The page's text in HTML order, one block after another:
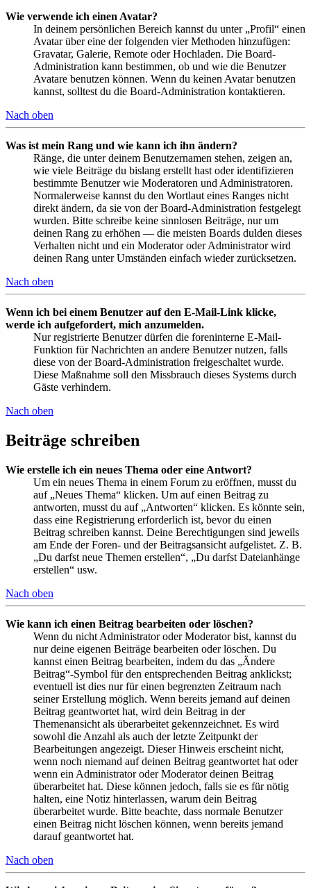
Wie verwende ich einen Avatar?
In deinem persönlichen Bereich kannst du unter „Profil“ einen
Avatar über eine der folgenden vier Methoden hinzufügen:
Gravatar, Galerie, Remote oder Hochladen. Die Board-
Administration kann bestimmen, ob und wie die Benutzer
Avatare benutzen können. Wenn du keinen Avatar benutzen
kannst, solltest du die Board-Administration kontaktieren.
Nach oben
Was ist mein Rang und wie kann ich ihn ändern?
Ränge, die unter deinem Benutzernamen stehen, zeigen an,
wie viele Beiträge du bislang erstellt hast oder identifizieren
bestimmte Benutzer wie Moderatoren und Administratoren.
Normalerweise kannst du den Wortlaut eines Ranges nicht
direkt ändern, da sie von der Board-Administration festgelegt
wurden. Bitte schreibe keine sinnlosen Beiträge, nur um
deinen Rang zu erhöhen — die meisten Boards dulden dieses
Verhalten nicht und ein Moderator oder Administrator wird
deinen Rang unter Umständen einfach wieder zurücksetzen.
Nach oben
Wenn ich bei einem Benutzer auf den E-Mail-Link klicke,
werde ich aufgefordert, mich anzumelden.
Nur registrierte Benutzer dürfen die foreninterne E-Mail-
Funktion für Nachrichten an andere Benutzer nutzen, falls
diese von der Board-Administration freigeschaltet wurde.
Diese Maßnahme soll den Missbrauch dieses Systems durch
Gäste verhindern.
Nach oben
Beiträge schreiben
Wie erstelle ich ein neues Thema oder eine Antwort?
Um ein neues Thema in einem Forum zu eröffnen, musst du
auf „Neues Thema“ klicken. Um auf einen Beitrag zu
antworten, musst du auf „Antworten“ klicken. Es könnte sein,
dass eine Registrierung erforderlich ist, bevor du einen
Beitrag schreiben kannst. Deine Berechtigungen sind jeweils
am Ende der Foren- und der Beitragsansicht aufgelistet. Z. B.
„Du darfst neue Themen erstellen“, „Du darfst Dateianhänge
erstellen“ usw.
Nach oben
Wie kann ich einen Beitrag bearbeiten oder löschen?
Wenn du nicht Administrator oder Moderator bist, kannst du
nur deine eigenen Beiträge bearbeiten oder löschen. Du
kannst einen Beitrag bearbeiten, indem du das „Ändere
Beitrag“-Symbol für den entsprechenden Beitrag anklickst;
eventuell ist dies nur für einen begrenzten Zeitraum nach
seiner Erstellung möglich. Wenn bereits jemand auf deinen
Beitrag geantwortet hat, wird dein Beitrag in der
Themenansicht als überarbeitet gekennzeichnet. Es wird
sowohl die Anzahl als auch der letzte Zeitpunkt der
Bearbeitungen angezeigt. Dieser Hinweis erscheint nicht,
wenn noch niemand auf deinen Beitrag geantwortet hat oder
wenn ein Administrator oder Moderator deinen Beitrag
überarbeitet hat. Diese können jedoch, falls sie es für nötig
halten, eine Notiz hinterlassen, warum dein Beitrag
überarbeitet wurde. Bitte beachte, dass normale Benutzer
einen Beitrag nicht löschen können, wenn bereits jemand
darauf geantwortet hat.
Nach oben